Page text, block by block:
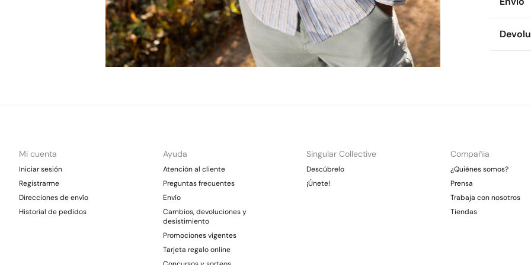
Mi cuenta
Iniciar sesión
Registrarme
Direcciones de envío
Historial de pedidos
Ayuda
Atención al cliente
Preguntas frecuentes
Envío
Cambios, devoluciones y
desistimiento
Promociones vigentes
Tarjeta regalo online
Singular Collective
Descúbrelo
¡Únete!
Compañia
¿Quiénes somos?
Prensa
Trabaja con nosotros
Tiendas